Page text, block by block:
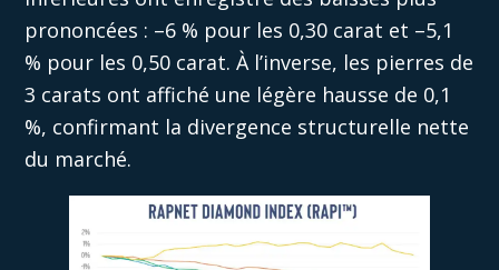
prononcées : –6 % pour les 0,30 carat et –5,1
% pour les 0,50 carat. À l’inverse, les pierres de
3 carats ont affiché une légère hausse de 0,1
%, confirmant la divergence structurelle nette
du marché.